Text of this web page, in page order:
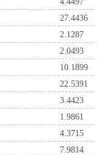
27.4436
2.1287
2.0493
10.1899
22.5391
3.4423
1.9861
4.3715
7.9814